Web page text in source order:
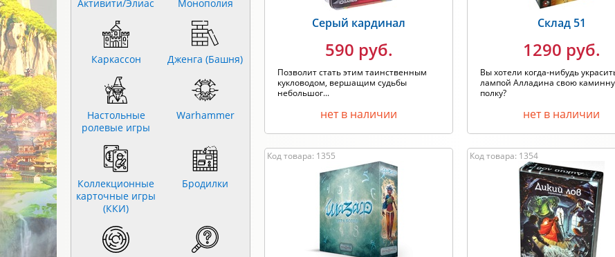
Серый кардинал
590 руб.
Позволит стать этим таинственным
кукловодом, вершащим судьбы
небольшог...
нет в наличии
Склад 51
1290 руб.
Вы хотели когда-нибудь
лампой Алладина свою
полку?
нет в наличии
Код товара: 1355 Код товара: 1354
Активити/Элиас Монополия
Каркассон Дженга (Башня)
Настольные
ролевые игры
Warhammer
Коллекционные
карточные игры
(ККИ)
Бродилки